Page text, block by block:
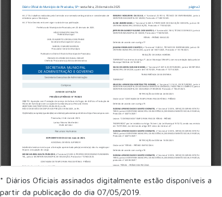
* Diários Oficiais assinados digitalmente estão disponíveis a
partir da publicação do dia 07/05/2019.